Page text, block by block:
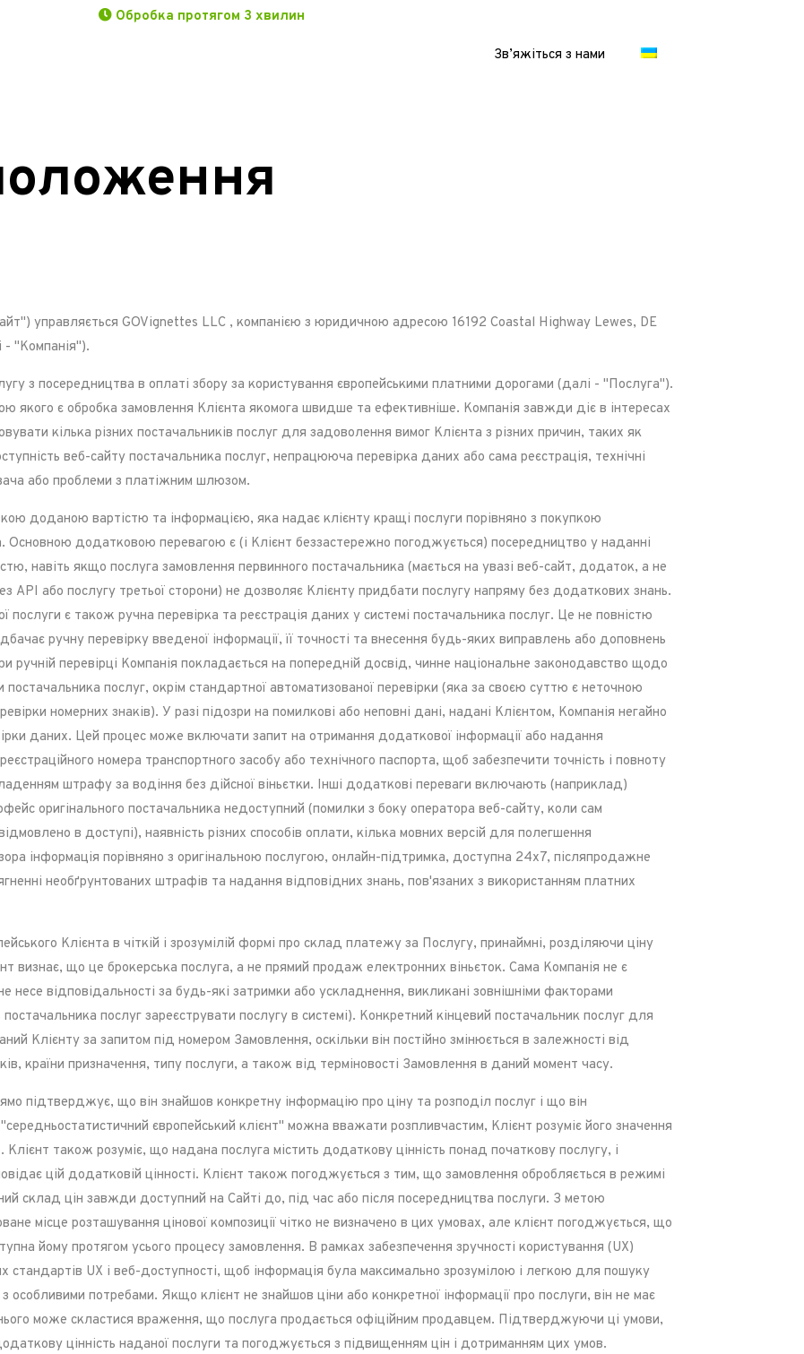
Обробка протягом 3 хвилин
Зв’яжіться з нами
управляється GOVignettes LLC , компанією з юридичною адресою 16192 Coastal Highway Lewes, DE
- "Компанія").
з посередництва в оплаті збору за користування європейськими платними дорогами (далі - "Послуга").
якого є обробка замовлення Клієнта якомога швидше та ефективніше. Компанія завжди діє в інтересах
кілька різних постачальників послуг для задоволення вимог Клієнта з різних причин, таких як
веб-сайту постачальника послуг, непрацююча перевірка даних або сама реєстрація, технічні
або проблеми з платіжним шлюзом.
доданою вартістю та інформацією, яка надає клієнту кращі послуги порівняно з покупкою
Основною додатковою перевагою є (і Клієнт беззастережно погоджується) посередництво у наданні
навіть якщо послуга замовлення первинного постачальника (мається на увазі веб-сайт, додаток, а не
API або послугу третьої сторони) не дозволяє Клієнту придбати послугу напряму без додаткових знань.
є також ручна перевірка та реєстрація даних у системі постачальника послуг. Це не повністю
ручну перевірку введеної інформації, її точності та внесення будь-яких виправлень або доповнень
ручній перевірці Компанія покладається на попередній досвід, чинне національне законодавство щодо
постачальника послуг, окрім стандартної автоматизованої перевірки (яка за своєю суттю є неточною
номерних знаків). У разі підозри на помилкові або неповні дані, надані Клієнтом, Компанія негайно
даних. Цей процес може включати запит на отримання додаткової інформації або надання
номера транспортного засобу або технічного паспорта, щоб забезпечити точність і повноту
штрафу за водіння без дійсної віньєтки. Інші додаткові переваги включають (наприклад)
оригінального постачальника недоступний (помилки з боку оператора веб-сайту, коли сам
в доступі), наявність різних способів оплати, кілька мовних версій для полегшення
інформація порівняно з оригінальною послугою, онлайн-підтримка, доступна 24x7, післяпродажне
необґрунтованих штрафів та надання відповідних знань, пов'язаних з використанням платних
Клієнта в чіткій і зрозумілій формі про склад платежу за Послугу, принаймні, розділяючи ціну
визнає, що це брокерська послуга, а не прямий продаж електронних віньєток. Сама Компанія не є
несе відповідальності за будь-які затримки або ускладнення, викликані зовнішніми факторами
послуг зареєструвати послугу в системі). Конкретний кінцевий постачальник послуг для
Клієнту за запитом під номером Замовлення, оскільки він постійно змінюється в залежності від
країни призначення, типу послуги, а також від терміновості Замовлення в даний момент часу.
підтверджує, що він знайшов конкретну інформацію про ціну та розподіл послуг і що він
європейський клієнт" можна вважати розпливчастим, Клієнт розуміє його значення
також розуміє, що надана послуга містить додаткову цінність понад початкову послугу, і
цій додатковій цінності. Клієнт також погоджується з тим, що замовлення обробляється в режимі
склад цін завжди доступний на Сайті до, під час або після посередництва послуги. З метою
місце розташування цінової композиції чітко не визначено в цих умовах, але клієнт погоджується, що
йому протягом усього процесу замовлення. В рамках забезпечення зручності користування (UX)
стандартів UX і веб-доступності, щоб інформація була максимально зрозумілою і легкою для пошуку
особливими потребами. Якщо клієнт не знайшов ціни або конкретної інформації про послуги, він не має
може скластися враження, що послуга продається офіційним продавцем. Підтверджуючи ці умови,
цінність наданої послуги та погоджується з підвищенням цін і дотриманням цих умов.